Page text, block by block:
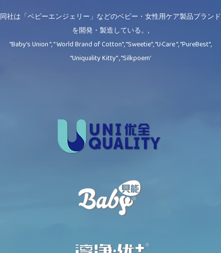
同社は「ベビーエンジェリー」などのベビー・女性用ケア製品ブランド
を開発・製造している。,
"Baby's Union ", " World Brand of Cotton", "Sweetie", "U·Care ", "PureBest",
"Uniquality Kitty" , "Silkpoem'